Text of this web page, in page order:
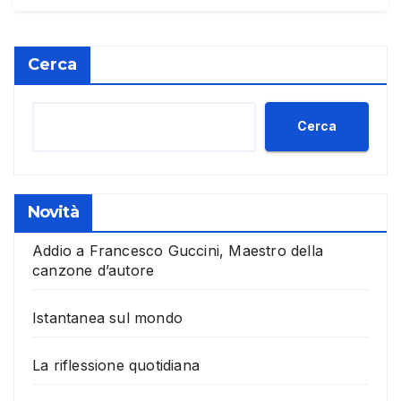
Cerca
Cerca
Novità
Addio a Francesco Guccini, Maestro della
canzone d’autore
Istantanea sul mondo
La riflessione quotidiana